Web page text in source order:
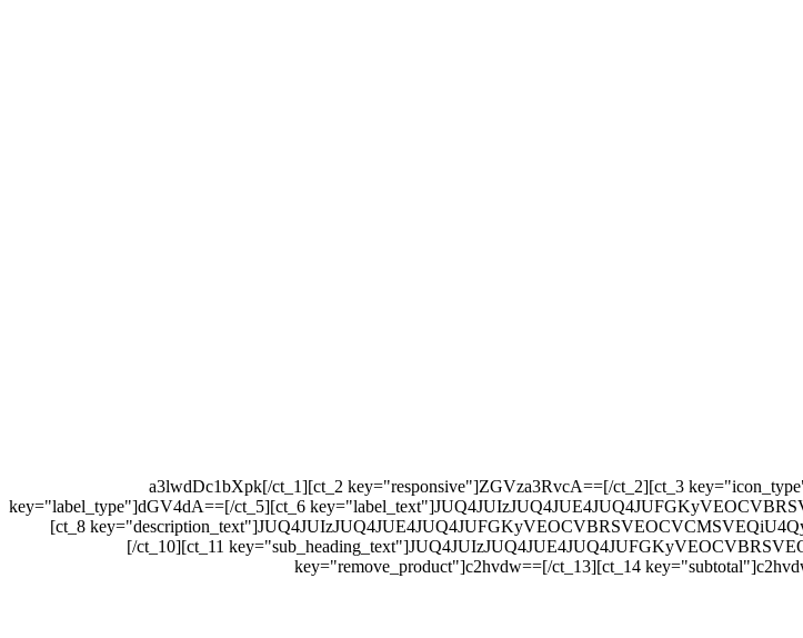
[ct_1 key="key"]a3lwdDc1bXpk[/ct_1][ct_2 key="responsive"]ZGVza3RvcA==[/ct_2][ct_3
key="label_type"]dGV4dA==[/ct_5][ct_6
[ct_8
[/ct_10][ct_11
key="remove_product"]c2hvdw==[/ct_13][ct_14